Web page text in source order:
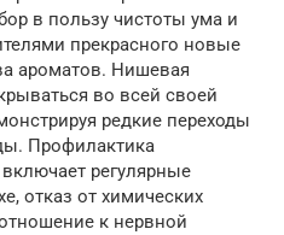
в пользу чистоты ума и
прекрасного новые
ароматов. Нишевая
во всей своей
редкие переходы
Профилактика
регулярные
отказ от химических
к нервной